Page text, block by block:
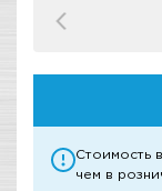
Стоимость
чем в